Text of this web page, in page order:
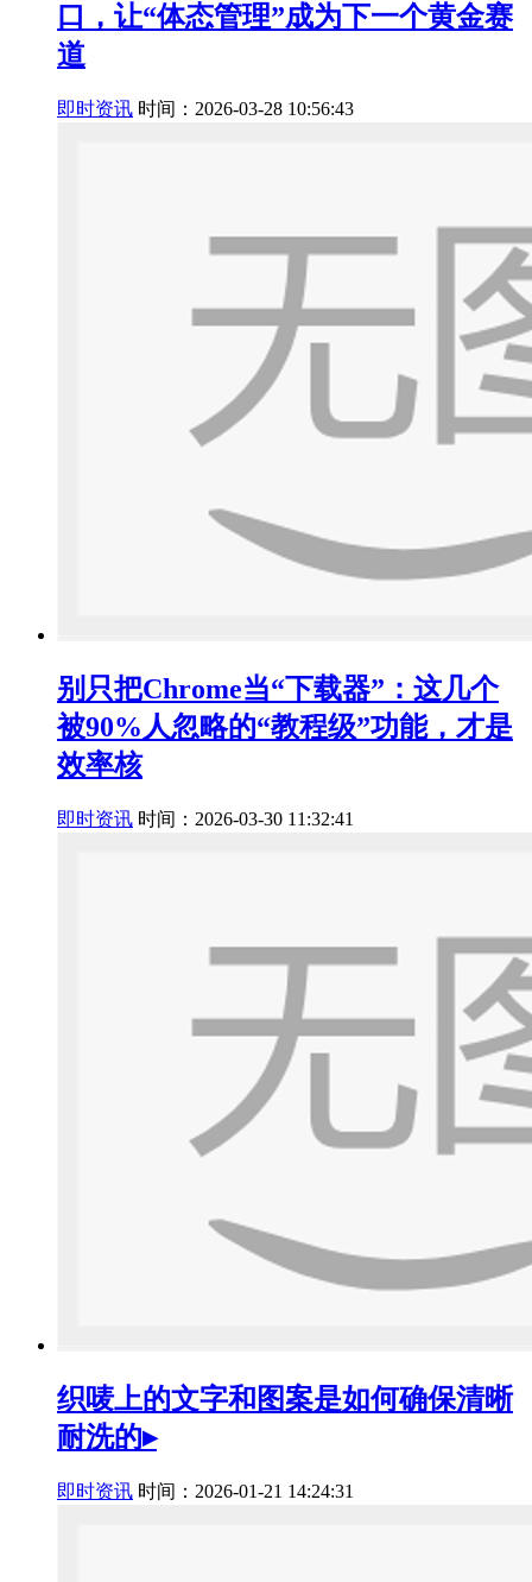
口，让“体态管理”成为下一个黄金赛
道
即时资讯 时间：2026-03-28 10:56:43
别只把Chrome当“下载器”：这几个
被90%人忽略的“教程级”功能，才是
效率核
即时资讯 时间：2026-03-30 11:32:41
织唛上的文字和图案是如何确保清晰
耐洗的▸
即时资讯 时间：2026-01-21 14:24:31